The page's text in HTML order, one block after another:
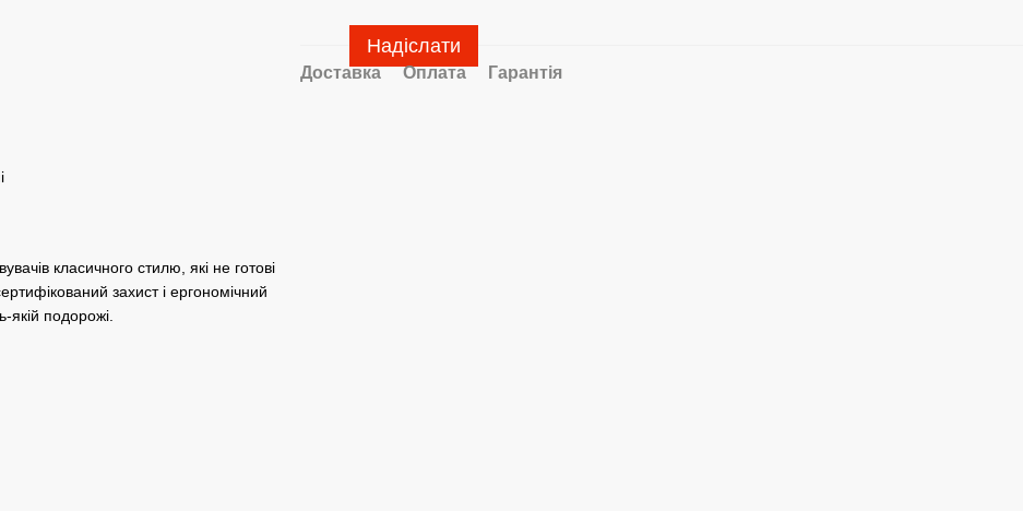
класичного стилю, які не готові
захист і ергономічний
якій подорожі.
Надіслати
Доставка Оплата Гарантія